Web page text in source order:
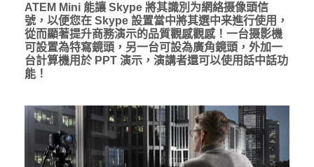
ATEM Mini 能讓 Skype 將其識別为網絡摄像頭信
號，以便您在 Skype 設置當中將其選中来進行使用，
從而顯著提升商務演示的品質觀感觀感！一台摄影機
可設置為特寫鏡頭，另一台可設為廣角鏡頭，外加一
台計算機用於 PPT 演示，演講者還可以使用話中話功
能！